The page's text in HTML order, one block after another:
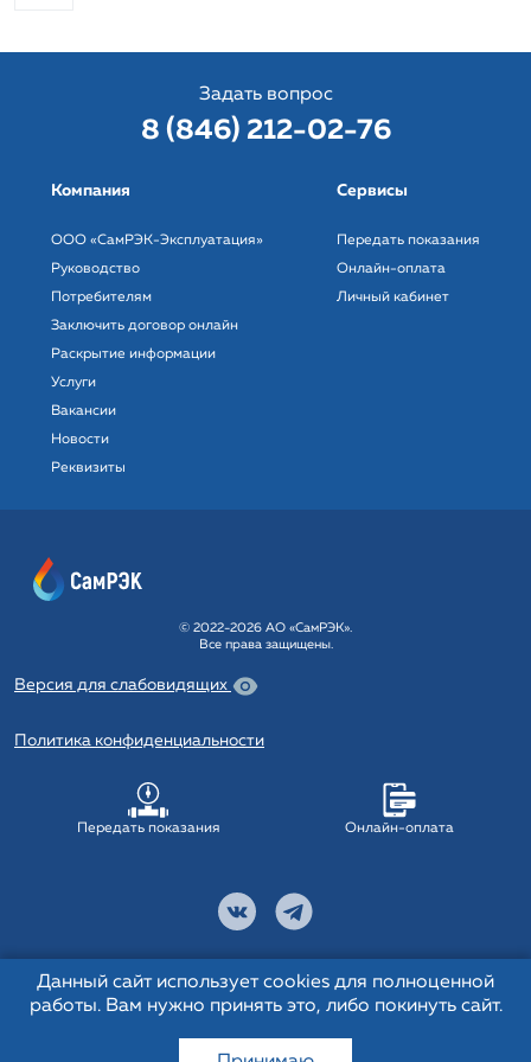
Задать вопрос
8 (846) 212-02-76
Компания
ООО «СамРЭК-Эксплуатация»
Руководство
Потребителям
Заключить договор онлайн
Раскрытие информации
Услуги
Вакансии
Новости
Реквизиты
Сервисы
Передать показания
Онлайн-оплата
Личный кабинет
© 2022-2026 АО «СамРЭК».
Все права защищены.
Версия для слабовидящих
Политика конфиденциальности
Передать показания Онлайн-оплата
Данный сайт использует cookies для полноценной
работы. Вам нужно принять это, либо покинуть сайт.